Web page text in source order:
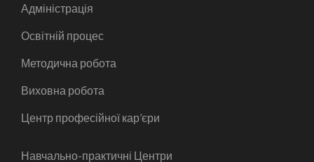
Адміністрація
Освітній процес
Методична робота
Виховна робота
Центр професійної кар’єри
Навчально-практичні Центри